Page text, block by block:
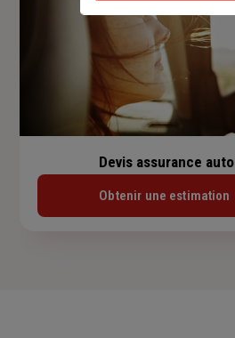
Devis assurance auto
Obtenir une estimation